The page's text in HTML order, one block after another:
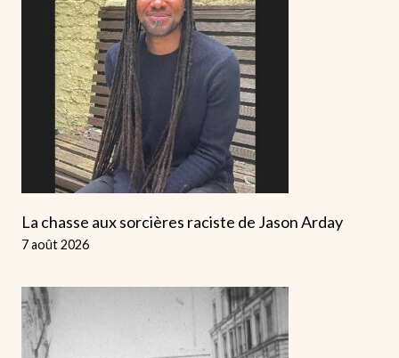
La chasse aux sorcières raciste de Jason Arday
7 août 2026